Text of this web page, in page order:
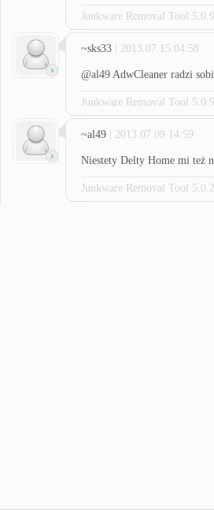
Junkware Removal Tool 5.0.9
~sks33 | 2013.07.15 04:58
@al49 AdwCleaner radzi
Junkware Removal Tool 5.0.9
~al49 | 2013.07.09 14:59
Niestety Delty Home mi też
Junkware Removal Tool 5.0.2